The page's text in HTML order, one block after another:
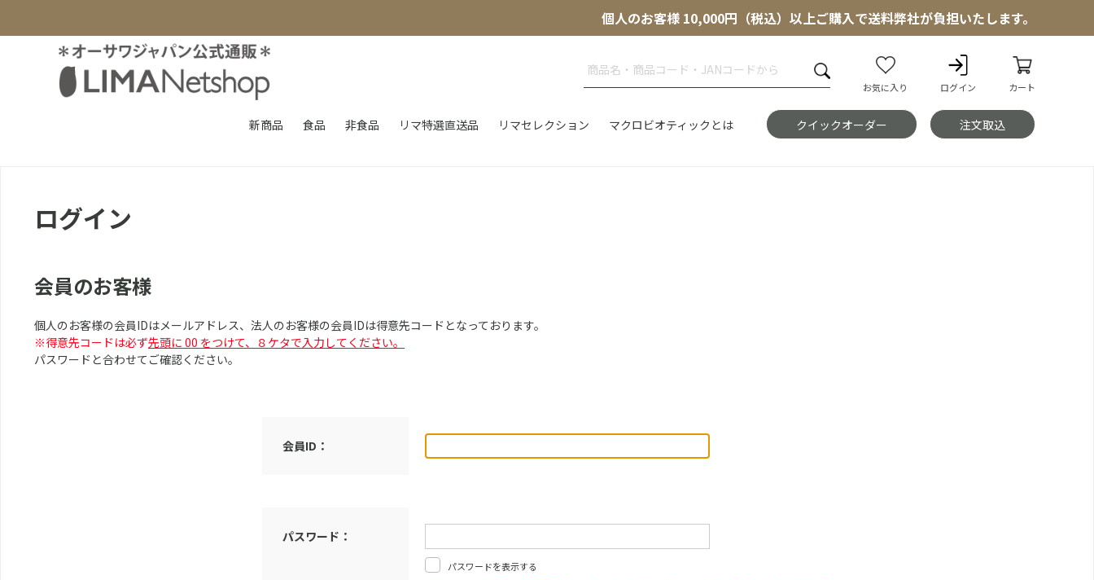
個人のお客様 10,000円（税込）以上ご購入で送料弊社が負担いたします。
お気に入り ログイン カート
新商品 食品 非食品 リマ特選直送品 リマセレクション マクロビオティックとは クイックオーダー 注文取込
ログイン
会員のお客様
個人のお客様の会員IDはメールアドレス、法人のお客様の会員IDは得意先コードとなっております。
※得意先コードは必ず先頭に 00 をつけて、８ケタで入力してください。
パスワードと合わせてご確認ください。
会員ID：
パスワード：
パスワードを表示する